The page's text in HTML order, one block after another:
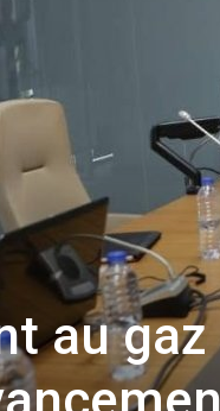
au